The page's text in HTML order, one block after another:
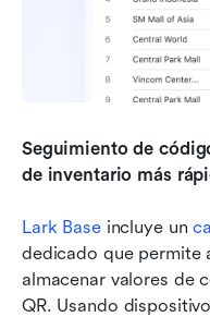
Seguimiento de
de inventario más
Lark Base incluye un
dedicado que permite
almacenar valores de
QR. Usando